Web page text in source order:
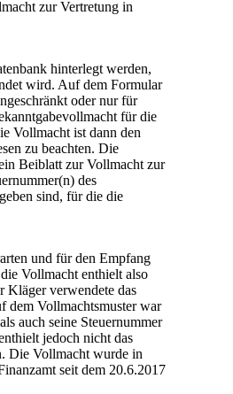
zur Vertretung in
hinterlegt werden,
wird. Auf dem Formular
oder nur für
für die
Vollmacht ist dann den
zu beachten. Die
Beiblatt zur Vollmacht zur
des
sind, für die die
und für den Empfang
Vollmacht enthielt also
Kläger verwendete das
dem Vollmachtsmuster war
auch seine Steuernummer
jedoch nicht das
Die Vollmacht wurde in
seit dem 20.6.2017